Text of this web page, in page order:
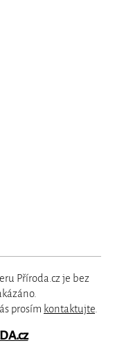
Příroda.cz je bez
prosím kontaktujte.